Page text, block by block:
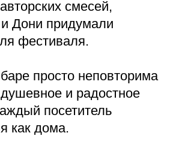
смесей,
Дони придумали
фестиваля.
просто неповторима
и радостное
посетитель
как дома.